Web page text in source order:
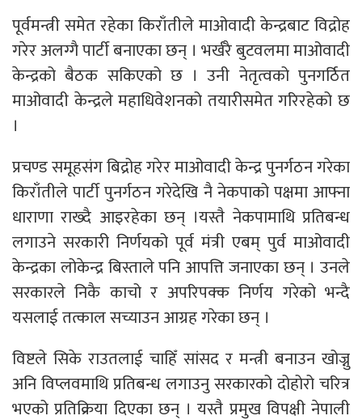
पूर्वमन्त्री समेत रहेका किराँतीले माओवादी केन्द्रबाट विद्रोह
गरेर अलग्गै पार्टी बनाएका छन् । भर्खरै बुटवलमा माओवादी
केन्द्रको बैठक सकिएको छ । उनी नेतृत्वको पुनगर्ठित
माओवादी केन्द्रले महाधिवेशनको तयारीसमेत गरिरहेको छ
।
प्रचण्ड समूहसंग बिद्रोह गरेर माओवादी केन्द्र पुनर्गठन गरेका
किराँतीले पार्टी पुनर्गठन गरेदेखि नै नेकपाको पक्षमा आफ्ना
धाराणा राख्दै आइरहेका छन् ।यस्तै नेकपामाथि प्रतिबन्ध
लगाउने सरकारी निर्णयको पूर्व मंत्री एबम् पुर्व माओवादी
केन्द्रका लोकेन्द्र बिस्ताले पनि आपत्ति जनाएका छन् । उनले
सरकारले निकै काचो र अपरिपक्क निर्णय गरेको भन्दै
यसलाई तत्काल सच्याउन आग्रह गरेका छन् ।
विष्टले सिके राउतलाई चाहिँ सांसद र मन्त्री बनाउन खोज्नु
अनि विप्लवमाथि प्रतिबन्ध लगाउनु सरकारको दोहोरो चरित्र
भएको प्रतिक्रिया दिएका छन् । यस्तै प्रमुख विपक्षी नेपाली